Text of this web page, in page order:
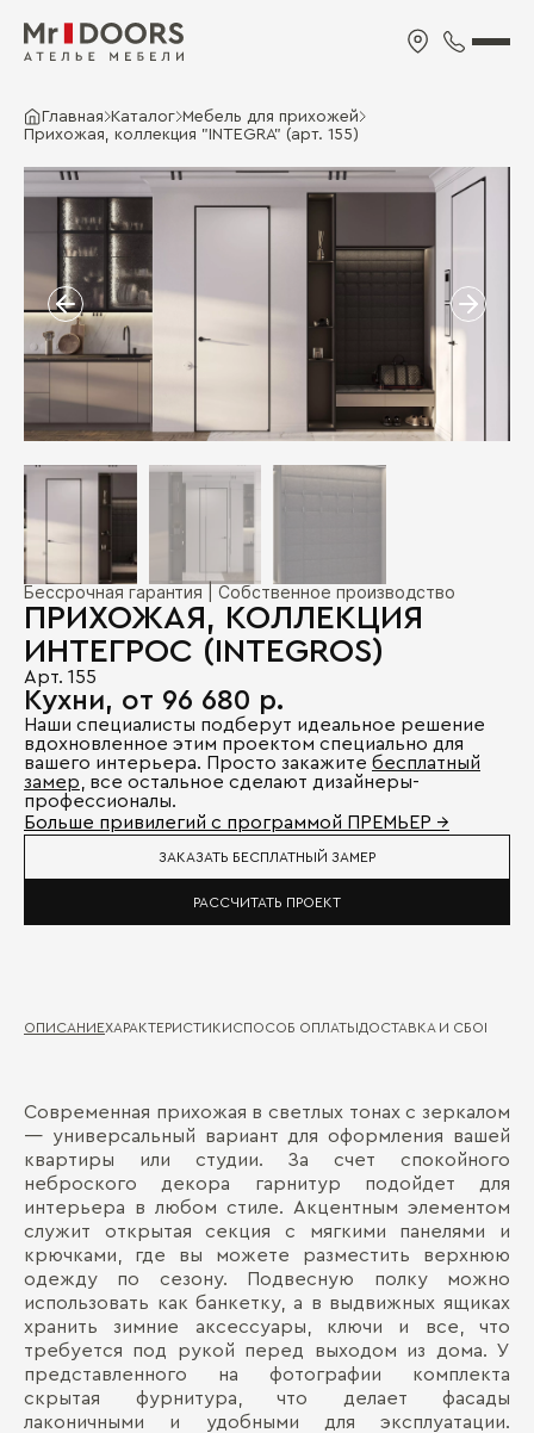
Главная Каталог Мебель для прихожей
Прихожая, коллекция "INTEGRA" (арт. 155)
Бессрочная гарантия | Собственное производство
ПРИХОЖАЯ, КОЛЛЕКЦИЯ
ИНТЕГРOC (INTEGROS)
Арт. 155
Кухни, от 96 680 р.
Наши специалисты подберут идеальное решение
вдохновленное этим проектом специально для
вашего интерьера. Просто закажите бесплатный
замер , все остальное сделают дизайнеры-
профессионалы.
Больше привилегий с программой ПРЕМЬЕР →
ЗАКАЗАТЬ БЕСПЛАТНЫЙ ЗАМЕР
РАССЧИТАТЬ ПРОЕКТ
ОПИСАНИЕХАРАКТЕРИСТИКИСПОСОБ ОПЛАТЫДОСТАВКА И СБОРКА
Современная прихожая в светлых тонах с зеркалом
― универсальный вариант для оформления вашей
квартиры или студии. За счет спокойного
неброского декора гарнитур подойдет для
интерьера в любом стиле. Акцентным элементом
служит открытая секция с мягкими панелями и
крючками, где вы можете разместить верхнюю
одежду по сезону. Подвесную полку можно
использовать как банкетку, а в выдвижных ящиках
хранить зимние аксессуары, ключи и все, что
требуется под рукой перед выходом из дома. У
представленного на фотографии комплекта
скрытая фурнитура, что делает фасады
лаконичными и удобными для эксплуатации.